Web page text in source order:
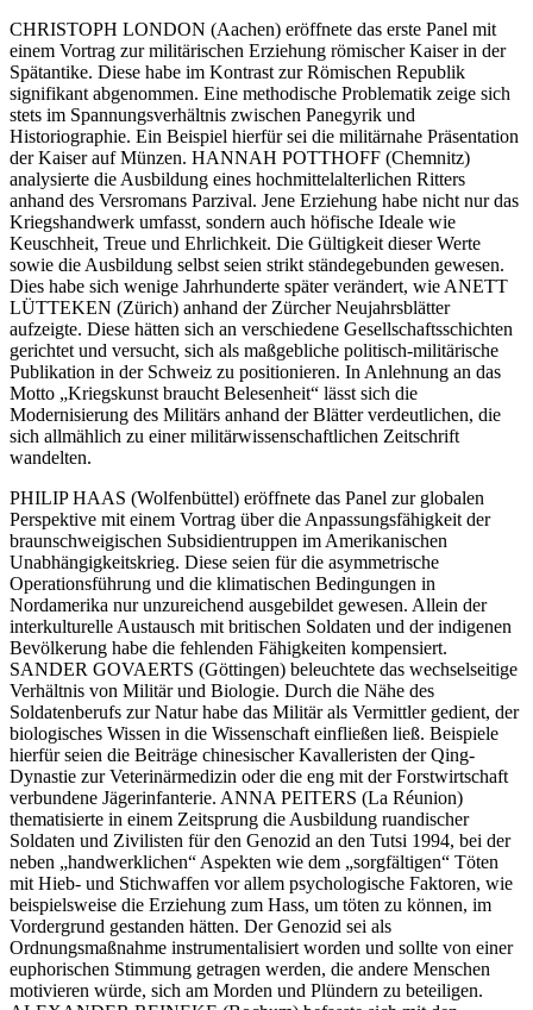
CHRISTOPH LONDON (Aachen) eröffnete das erste Panel mit
einem Vortrag zur militärischen Erziehung römischer Kaiser in der
Spätantike. Diese habe im Kontrast zur Römischen Republik
signifikant abgenommen. Eine methodische Problematik zeige sich
stets im Spannungsverhältnis zwischen Panegyrik und
Historiographie. Ein Beispiel hierfür sei die militärnahe Präsentation
der Kaiser auf Münzen. HANNAH POTTHOFF (Chemnitz)
analysierte die Ausbildung eines hochmittelalterlichen Ritters
anhand des Versromans Parzival. Jene Erziehung habe nicht nur das
Kriegshandwerk umfasst, sondern auch höfische Ideale wie
Keuschheit, Treue und Ehrlichkeit. Die Gültigkeit dieser Werte
sowie die Ausbildung selbst seien strikt ständegebunden gewesen.
Dies habe sich wenige Jahrhunderte später verändert, wie ANETT
LÜTTEKEN (Zürich) anhand der Zürcher Neujahrsblätter
aufzeigte. Diese hätten sich an verschiedene Gesellschaftsschichten
gerichtet und versucht, sich als maßgebliche politisch-militärische
Publikation in der Schweiz zu positionieren. In Anlehnung an das
Motto „Kriegskunst braucht Belesenheit“ lässt sich die
Modernisierung des Militärs anhand der Blätter verdeutlichen, die
sich allmählich zu einer militärwissenschaftlichen Zeitschrift
wandelten.
PHILIP HAAS (Wolfenbüttel) eröffnete das Panel zur globalen
Perspektive mit einem Vortrag über die Anpassungsfähigkeit der
braunschweigischen Subsidientruppen im Amerikanischen
Unabhängigkeitskrieg. Diese seien für die asymmetrische
Operationsführung und die klimatischen Bedingungen in
Nordamerika nur unzureichend ausgebildet gewesen. Allein der
interkulturelle Austausch mit britischen Soldaten und der indigenen
Bevölkerung habe die fehlenden Fähigkeiten kompensiert.
SANDER GOVAERTS (Göttingen) beleuchtete das wechselseitige
Verhältnis von Militär und Biologie. Durch die Nähe des
Soldatenberufs zur Natur habe das Militär als Vermittler gedient, der
biologisches Wissen in die Wissenschaft einfließen ließ. Beispiele
hierfür seien die Beiträge chinesischer Kavalleristen der Qing-
Dynastie zur Veterinärmedizin oder die eng mit der Forstwirtschaft
verbundene Jägerinfanterie. ANNA PEITERS (La Réunion)
thematisierte in einem Zeitsprung die Ausbildung ruandischer
Soldaten und Zivilisten für den Genozid an den Tutsi 1994, bei der
neben „handwerklichen“ Aspekten wie dem „sorgfältigen“ Töten
mit Hieb- und Stichwaffen vor allem psychologische Faktoren, wie
beispielsweise die Erziehung zum Hass, um töten zu können, im
Vordergrund gestanden hätten. Der Genozid sei als
Ordnungsmaßnahme instrumentalisiert worden und sollte von einer
euphorischen Stimmung getragen werden, die andere Menschen
motivieren würde, sich am Morden und Plündern zu beteiligen.